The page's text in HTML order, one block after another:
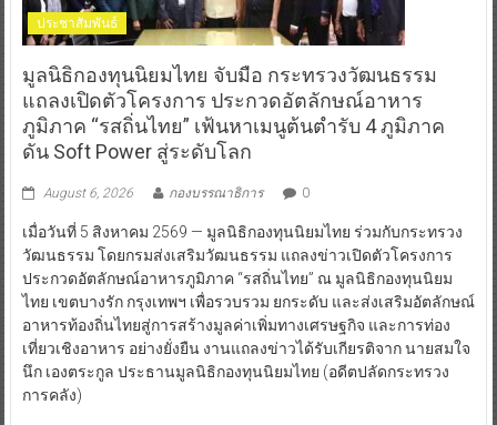
ประชาสัมพันธ์
มูลนิธิกองทุนนิยมไทย จับมือ กระทรวงวัฒนธรรม
แถลงเปิดตัวโครงการ ประกวดอัตลักษณ์อาหาร
ภูมิภาค “รสถิ่นไทย” เฟ้นหาเมนูต้นตำรับ 4 ภูมิภาค
ดัน Soft Power สู่ระดับโลก
August 6, 2026 กองบรรณาธิการ 0
เมื่อวันที่ 5 สิงหาคม 2569 — มูลนิธิกองทุนนิยมไทย ร่วมกับกระทรวง
วัฒนธรรม โดยกรมส่งเสริมวัฒนธรรม แถลงข่าวเปิดตัวโครงการ
ประกวดอัตลักษณ์อาหารภูมิภาค “รสถิ่นไทย” ณ มูลนิธิกองทุนนิยม
ไทย เขตบางรัก กรุงเทพฯ เพื่อรวบรวม ยกระดับ และส่งเสริมอัตลักษณ์
อาหารท้องถิ่นไทยสู่การสร้างมูลค่าเพิ่มทางเศรษฐกิจ และการท่อง
เที่ยวเชิงอาหาร อย่างยั่งยืน งานแถลงข่าวได้รับเกียรติจาก นายสมใจ
นึก เองตระกูล ประธานมูลนิธิกองทุนนิยมไทย (อดีตปลัดกระทรวง
การคลัง)